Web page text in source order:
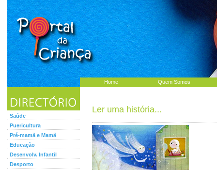
Home Quem Somos
Saúde
Puericultura
Pré-mamã e Mamã
Educação
Desenvolv. Infantil
Desporto
Ler uma história...